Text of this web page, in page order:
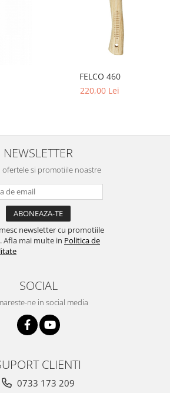
FELCO 460
220,00 Lei
NEWSLETTER
ofertele si promotiile noastre
newsletter cu promotiile
Afla mai multe in Politica de
SOCIAL
ne in social media
CLIENTI
0733 173 209